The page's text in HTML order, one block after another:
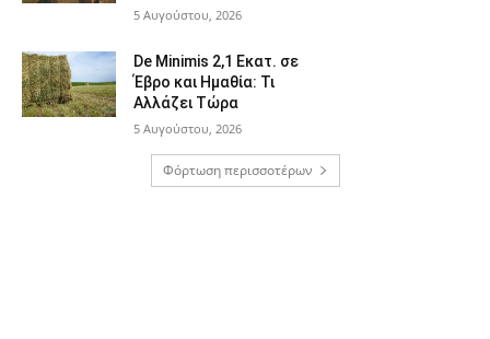
5 Αυγούστου, 2026
De Minimis 2,1 Εκατ. σε
Έβρο και Ημαθία: Τι
Αλλάζει Τώρα
5 Αυγούστου, 2026
Φόρτωση περισσοτέρων